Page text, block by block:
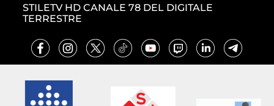
STILETV HD CANALE 78 DEL DIGITALE
TERRESTRE